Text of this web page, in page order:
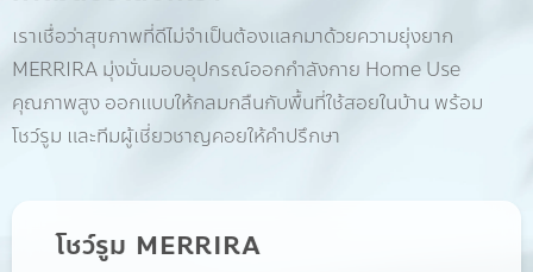
เราเชื่อว่าสุขภาพที่ดีไม่จำเป็นต้องแลกมาด้วยความยุ่งยาก
MERRIRA มุ่งมั่นมอบอุปกรณ์ออกกำลังกาย Home Use
คุณภาพสูง ออกแบบให้กลมกลืนกับพื้นที่ใช้สอยในบ้าน พร้อม
โชว์รูม และทีมผู้เชี่ยวชาญคอยให้คำปรึกษา
โชว์รูม MERRIRA